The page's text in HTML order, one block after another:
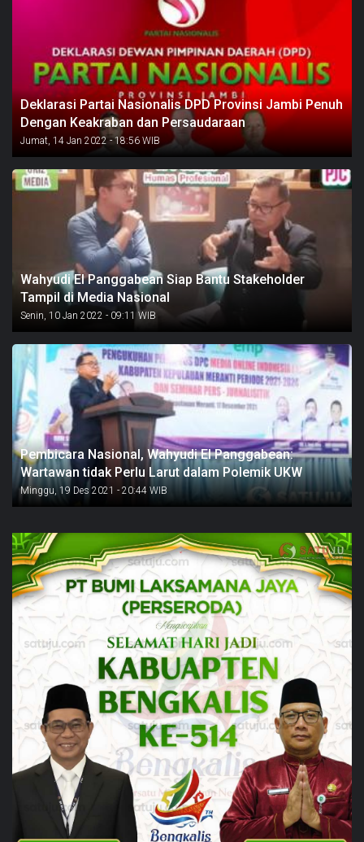
Deklarasi Partai Nasionalis DPD Provinsi Jambi Penuh
Dengan Keakraban dan Persaudaraan
Jumat, 14 Jan 2022 - 18:56 WIB
Wahyudi El Panggabean Siap Bantu Stakeholder
Tampil di Media Nasional
Senin, 10 Jan 2022 - 09:11 WIB
Pembicara Nasional, Wahyudi El Panggabean:
Wartawan tidak Perlu Larut dalam Polemik UKW
Minggu, 19 Des 2021 - 20:44 WIB